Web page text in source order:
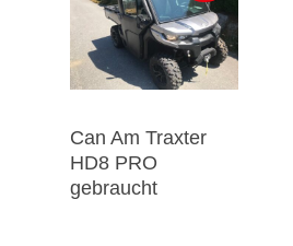
Can Am Traxter
HD8 PRO
gebraucht